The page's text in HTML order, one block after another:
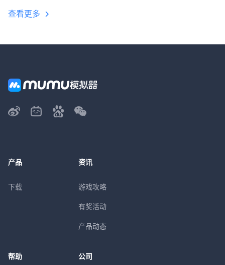
查看更多
产品
下载
资讯
游戏攻略
有奖活动
产品动态
帮助 公司